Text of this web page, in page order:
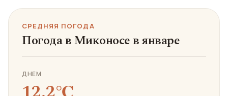
СРЕДНЯЯ ПОГОДА
Погода в Миконосе в январе
ДНЕМ